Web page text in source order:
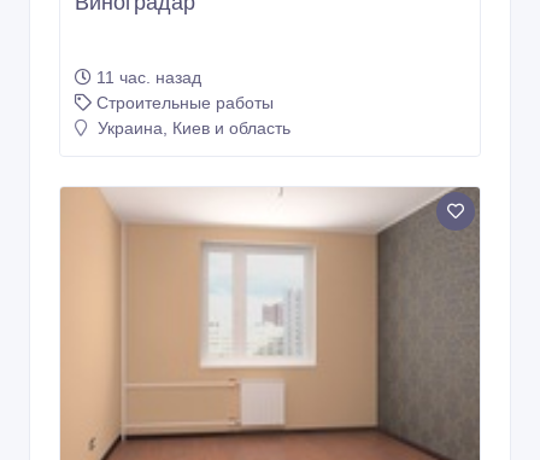
11 час. назад
Строительные работы
Украина, Киев и область